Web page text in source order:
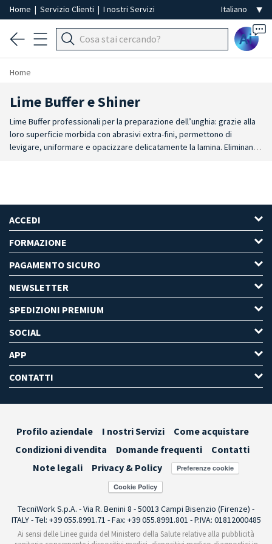
Home | Servizio Clienti | I nostri Servizi
Ai
Home
Lime Buffer e Shiner
Lime Buffer professionali per la preparazione dell’unghia: grazie alla
loro superficie morbida con abrasivi extra-fini, permettono di
levigare, uniformare e opacizzare delicatamente la lamina. Eliminano
con un finish effetto specchio. Il completamento ideale di ogni
per un risultato professionale che dura.
ACCEDI
FORMAZIONE
PAGAMENTO SICURO
NEWSLETTER
SPEDIZIONI PREMIUM
SOCIAL
APP
CONTATTI
Profilo aziendale I nostri Servizi
Come acquistare
Condizioni di vendita
Domande frequenti
Contatti
Note legali
Privacy & Policy Preferenze cookie
TecniWork S.p.A. - Via R. Benini 8 - 50013 Campi Bisenzio (Firenze) -
ITALY - Tel: +39 055.8991.71 - Fax: +39 055.8991.801 - P.IVA: 01812000485
Ai sensi delle Linee guida del Ministero della Salute relative alla pubblicità